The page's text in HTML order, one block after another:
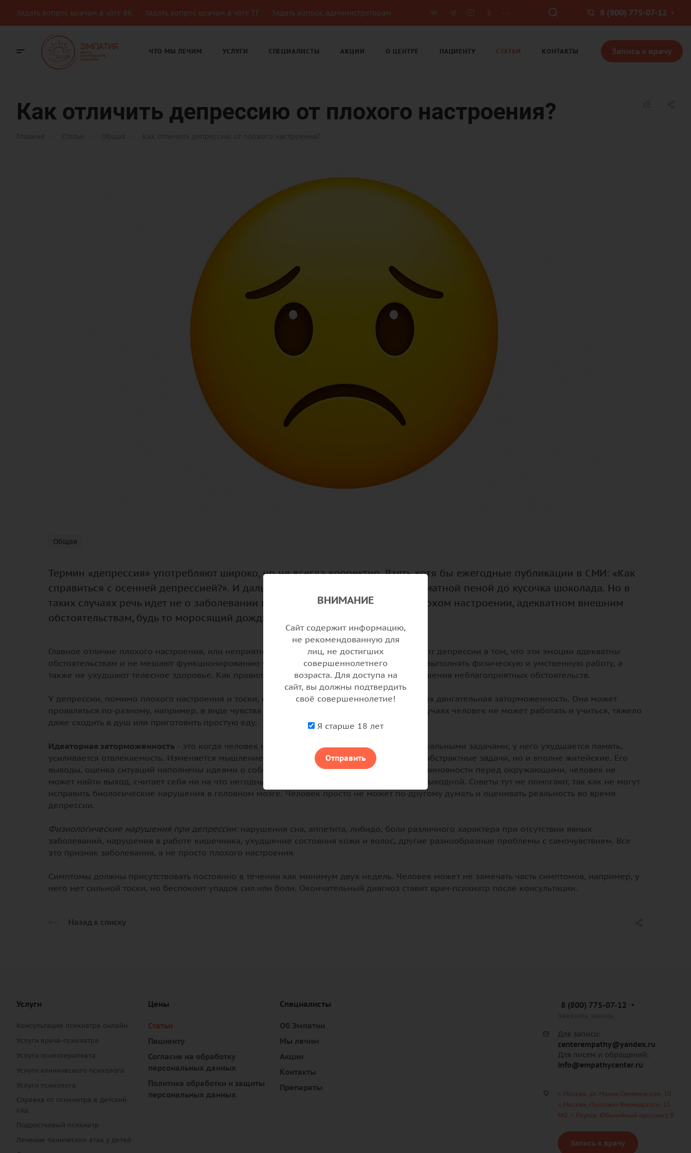
Задать вопрос врачам в чате ВК Задать вопрос врачам в чате ТГ Задать вопрос администраторам ... 8 (800) 775-07-12
ЧТО МЫ ЛЕЧИМ УСЛУГИ СПЕЦИАЛИСТЫ АКЦИИ О ЦЕНТРЕ ПАЦИЕНТУ СТАТЬИ КОНТАКТЫ Запись к врачу
Как отличить депрессию от плохого настроения?
Общая
Термин «депрессия» употребляют широко, но не всегда корректно. Взять хотя бы ежегодные публикации в СМИ: «Как
справиться с осенней депрессией?». И дальше идут советы - от ванны с ароматной пеной до кусочка шоколада. Но в
таких случаях речь идет не о заболевании под названием депрессия, а о плохом настроении, адекватном внешним
обстоятельствам, будь то моросящий дождь или задержка зарплаты.
Главное отличие плохого настроения, или неприятных эмоций гнева, тоски, обиды, скуки, от депрессии в том, что эти эмоции адекватны
обстоятельствам и не мешают функционированию человека, не лишают его возможности выполнять физическую и умственную работу, а
также не ухудшают телесное здоровье. Как правило, эти эмоции проходят по мере разрешения неблагоприятных обстоятельств.
У депрессии, помимо плохого настроения и тоски, есть другие важные признаки. Среди них двигательная заторможенность. Она может
проявляться по-разному, например, в виде чувства усталости, отсутствия сил. В тяжелых случаях человек не может работать и учиться, тяжело
даже сходить в душ или приготовить простую еду.
Идеаторная заторможенность - это когда человек начинает хуже справляться с интеллектуальными задачами, у него ухудшается память,
усиливается отвлекаемость. Изменяется мышление - человек не может решить не только абстрактные задачи, но и вполне житейские. Его
выводы, оценка ситуаций наполнены идеями о собственной никчемности, малоценности, виновности перед окружающими, человек не
может найти выход, считает себя ни на что негодным, никому не нужным, а ситуацию безвыходной. Советы тут не помогают, так как не могут
исправить биологические нарушения в головном мозге. Человек просто не может по-другому думать и оценивать реальность во время
депрессии.
Физиологические нарушения при депрессии:нарушения сна, аппетита, либидо, боли различного характера при отсутствии явных
заболеваний, нарушения в работе кишечника, ухудшение состояния кожи и волос, другие разнообразные проблемы с самочувствием. Все
это признак заболевания, а не просто плохого настроения.
Симптомы должны присутствовать постоянно в течении как минимум двух недель. Человек может не замечать часть симптомов, например, у
него нет сильной тоски, но беспокоит упадок сил или боли. Окончательный диагноз ставит врач-психиатр после консультации.
Назад к списку
ВНИМАНИЕ
Сайт содержит информацию,
не рекомендованную для
лиц, не достигших
совершеннолетнего
возраста. Для доступа на
сайт, вы должны подтвердить
своё совершеннолетие!
Я старше 18 лет
Отправить
Услуги
Консультация психиатра онлайн
Услуги врача-психиатра
Услуги психотерапевта
Услуги клинического психолога
Услуги психолога
Справка от психиатра в детский
сад
Подростковый психиатр
Лечение панических атак у детей
Цены
Статьи
Пациенту
Согласие на обработку
персональных данных
Политика обработки и защиты
персональных данных
Специалисты
Об Эмпатии
Мы лечим
Акции
Контакты
Препараты
8 (800) 775-07-12
Для записи:
centerempathy@yandex.ru
Для писем и обращений:
info@empathycenter.ru
г. Москва, ул. Малая Семёновская, 10
г. Москва, Проспект Вернадского, 15
МО, г. Реутов, Юбилейный проспект, 8
Запись к врачу